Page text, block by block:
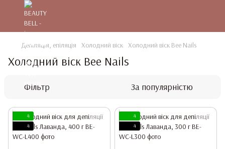
Депіляція, епіляція Холодний віск Холодний віск Bee Nails
Холодний віск Bee Nails
Фільтр За популярністю
4
4
4
4